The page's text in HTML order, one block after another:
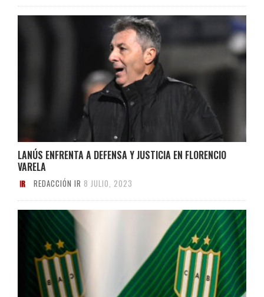
LANÚS ENFRENTA A DEFENSA Y JUSTICIA EN FLORENCIO
VARELA
REDACCIÓN IR 8 JULIO, 2023